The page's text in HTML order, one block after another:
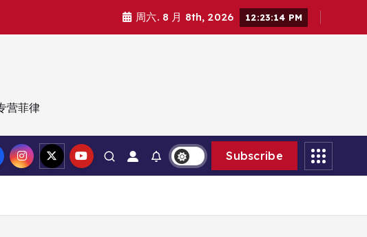
周六. 8 月 8th, 2026 12:23:15 PM
营菲律
Subscribe